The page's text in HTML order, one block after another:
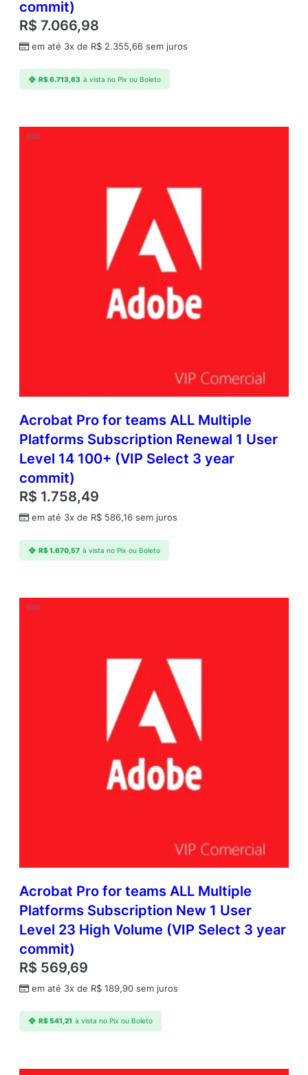
L
a
n
u
a
s
9
q
u
a
n
t
i
d
e
commit)
R$ 7.066,98
em até 3x de R$ 2.355,66 sem juros
R$6.713,63 à vista no Pix ou Boleto
Acrobat Pro for teams ALL Multiple
Platforms Subscription Renewal 1 User
Level 14 100+ (VIP Select 3 year
commit)
R$ 1.758,49
em até 3x de R$ 586,16 sem juros
R$1.670,57 à vista no Pix ou Boleto
Acrobat Pro for teams ALL Multiple
Platforms Subscription New 1 User
Level 23 High Volume (VIP Select 3 year
commit)
R$ 569,69
em até 3x de R$ 189,90 sem juros
R$541,21 à vista no Pix ou Boleto